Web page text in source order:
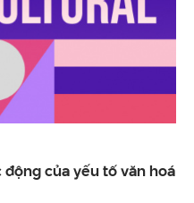
của yếu tố văn hoá